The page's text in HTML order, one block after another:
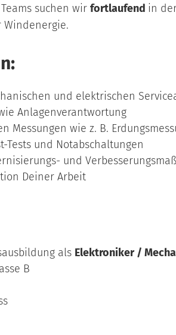
und elektrischen
Anlagenverantwortung
Messungen wie z. B.
Tests und Notabschaltungen
und
Deiner Arbeit
als Elektroniker /
B
suchen wir fortlaufend in